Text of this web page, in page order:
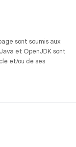
sont soumis aux
et OpenJDK sont
et/ou de ses